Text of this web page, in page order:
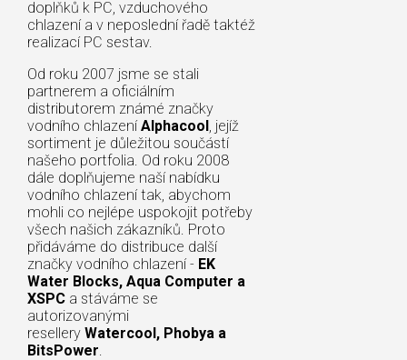
doplňků k PC, vzduchového
chlazení a v neposlední řadě taktéž
realizací PC sestav.
Od roku 2007 jsme se stali
partnerem a oficiálním
distributorem známé značky
vodního chlazení Alphacool, jejíž
sortiment je důležitou součástí
našeho portfolia. Od roku 2008
dále doplňujeme naší nabídku
vodního chlazení tak, abychom
mohli co nejlépe uspokojit potřeby
všech našich zákazníků. Proto
přidáváme do distribuce další
značky vodního chlazení - EK
Water Blocks, Aqua Computer a
XSPC a stáváme se
autorizovanými
resellery Watercool, Phobya a
BitsPower.